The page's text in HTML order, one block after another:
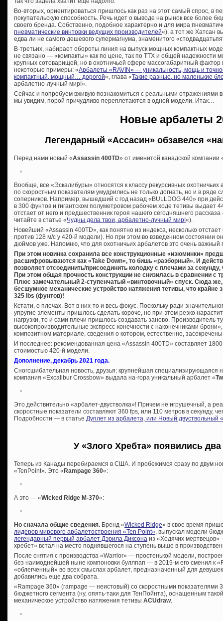
Во-вторых, ориентироваться пришлось как раз на этот самый спрос, в
покупательскую способность. Речь идет о выводе на рынок все более
своего бренда. Собственно, подобное характерно и для мира
пневматические винтовки ведущих производителей«), а тот же Хатсан
едва ли не самого дешевого супермагнума, знаменитого
В-третьих, набирает обороты линия на выпуск мощных компактных
не связано — «компакты» как по цене, так по ТТХ и общей надежности
крупных сотоварищей, но в охотничьей сфере массогабаритный
некоторые примеры: «Арбалеты «RAVIN» — уникальность, мощь и
компактный, мощный… дорогой«, глава «Такие разные, но маленькие
арбалетно-лучный мир!».
Сейчас и попробуем вживую познакомиться с реальными отражениями
мы увидим, порой причудливо переплетаются в одной модели. Итак…
Новые арбалеты
Легендарный «Ассасин» обзавелся
Перед нами новый «Assassin 400TD» от именитой канадской компании
Вообще, все «Эскалибуры» относятся к классу рекурсивных
по скоростным показателям умудрились не только догнать, но и в ряде
соперников. Например, вышедший с год назад «BULLDOG 440» при
в 300 фунтов и гигантском полуметровом рабочем ходе тетивы выдает
отстает от него и предшественник героя нашего сегодняшнего
читайте в статье «Чудны дела твои, арбалетно-лучный мир!«).
Новейший «Assassin 400TD», как понятно из индекса, несколько
против 128 м/с у 420-й модели). Но при этом во взведенном состоянии
дюймов уже. Напомню, что для охотничьих арбалетов это очень важный
При этом новинка сохранила все конструкционные «изюминки»
расшифровываются как «Take Down», то бишь «разборный». И
позволяет отсоединить/присоединить колодку с плечами за
При этом общая прочность конструкции не снизилась в сравнении
Плюс замечательный 2-ступенчатый «винтовочный» спуск. Сюда
бесшумное механические устройство натяжения тетивы, что крайне
325 lbs (фунтов)!
Кстати, о плечах. Вот в них-то и весь фокус. Поскольку ради
упругие элементы пришлось сделать короче, но при этом резко
нагрузки, то и сами плечи пришлось создавать заново. Производитель
высокопроизводительные экспресс-конечности с наконечниками
композитном материале, сведения о котором, естественно,
И последнее: рекомендованная цена «Assassin 400TD» составляет
стоимостью 420-й модели.
Дополнение, декабрь 2021 года.
Сногсшибательная новость, друзья: крупнейшая специализирующаяся
компания «Excalibur Crossbow» выдала на-гора уникальный арбалет «
Это действительно «арбалет-двустволка»! Причем не игрушечный, а
скоростные показатели составляют 360 fps, или 110 метров в секунду,
Подробности — в статье Дуплет из арбалета, или Новый двуствольный
У «Злого Хребта» появились
Теперь из Канады перебираемся в США. И пробежимся сразу по двум
«TenPoint». Это « Rampage 360«:
А это — «Wicked Ridge M-370«:
Но сначала общие сведения. Бренд «Wicked Ridge» в свое время
лидеров мирового арбалетостроения «Ten Point», выпускал модели
легендарный первый арбалет Дэрила Диксона из «Ходячих
хребет» встал на место поднявшегося на ступень выше в
После снятия с производства «Warrior» — простенькой модели,
без наимоднейшей ныне компоновки буллпап — в 2019-м его сменил к
«облегченный» во всех смыслах арбалет, предназначенный для
добавились еще два собрата.
«Rampage 360» (rampage — неистовый) со скоростными показателями
бюджетного сегмента (ну, опять-таки для ТенПойнта), оснащенным
механическое устройство натяжения тетивы ACUdraw.